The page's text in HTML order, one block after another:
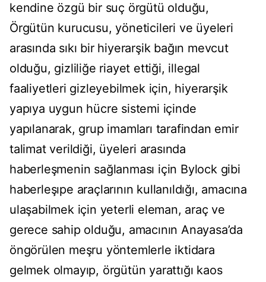
kendine özgü bir suç örgütü olduğu,
Örgütün kurucusu, yöneticileri ve üyeleri
arasında sıkı bir hiyerarşik bağın mevcut
olduğu, gizliliğe riayet ettiği, illegal
faaliyetleri gizleyebilmek için, hiyerarşik
yapıya uygun hücre sistemi içinde
yapılanarak, grup imamları tarafindan emir
talimat verildiği, üyeleri arasında
haberleşmenin sağlanması için Bylock gibi
haberleşıpe araçlarının kullanıldığı, amacına
ulaşabilmek için yeterli eleman, araç ve
gerece sahip olduğu, amacının Anayasa’da
öngörülen meşru yöntemlerle iktidara
gelmek olmayıp, örgütün yarattığı kaos